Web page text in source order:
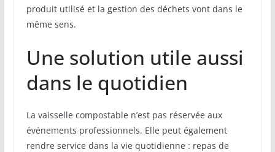
produit utilisé et la gestion des déchets vont dans le
même sens.
Une solution utile aussi
dans le quotidien
La vaisselle compostable n’est pas réservée aux
événements professionnels. Elle peut également
rendre service dans la vie quotidienne : repas de